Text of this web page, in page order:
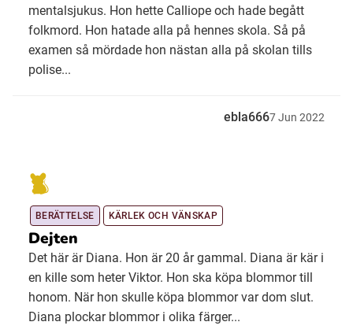
mentalsjukus. Hon hette Calliope och hade begått
folkmord. Hon hatade alla på hennes skola. Så på
examen så mördade hon nästan alla på skolan tills
polise...
ebla6667Jun 2022
BERÄTTELSE KÄRLEK OCH VÄNSKAP
Dejten
Det här är Diana. Hon är 20 år gammal. Diana är kär i
en kille som heter Viktor. Hon ska köpa blommor till
honom. När hon skulle köpa blommor var dom slut.
Diana plockar blommor i olika färger...